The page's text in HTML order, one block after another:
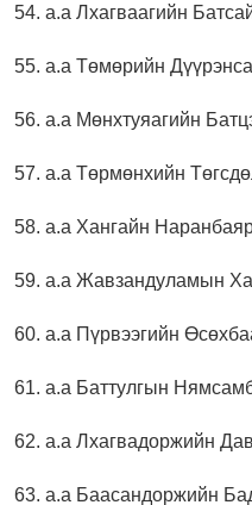
54. а.а Лхагваагийн
55. а.а Төмөрийн
56. а.а Мөнхтуяагийн
57. а.а Төрмөнхийн
58. а.а Хангайн
59. а.а Жавзандуламын
60. а.а Пүрвээгийн
61. а.а Баттулгын
62. а.а Лхагвадоржийн
63. а.а Баасандоржийн